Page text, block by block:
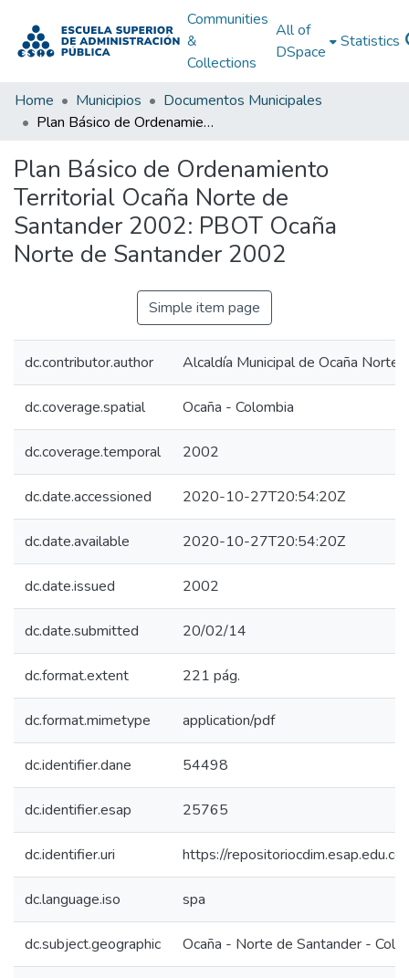
Communities
&
Collections
All of
DSpace
Statistics
Home Municipios
Documentos Municipales
Plan Básico de Ordenamiento Territorial Ocaña Norte de Santander 2002: PBOT Ocaña Norte de Santander 2002
Plan Básico de Ordenamiento
Territorial Ocaña Norte de
Santander 2002: PBOT Ocaña
Norte de Santander 2002
Simple item page
dc.contributor.author Alcaldía Municipal de Ocaña Norte
dc.coverage.spatial Ocaña - Colombia
dc.coverage.temporal 2002
dc.date.accessioned 2020-10-27T20:54:20Z
dc.date.available 2020-10-27T20:54:20Z
dc.date.issued 2002
dc.date.submitted 20/02/14
dc.format.extent 221 pág.
dc.format.mimetype application/pdf
dc.identifier.dane 54498
dc.identifier.esap 25765
dc.identifier.uri https://
dc.language.iso spa
dc.subject.geographic Ocaña - Norte de Santander -